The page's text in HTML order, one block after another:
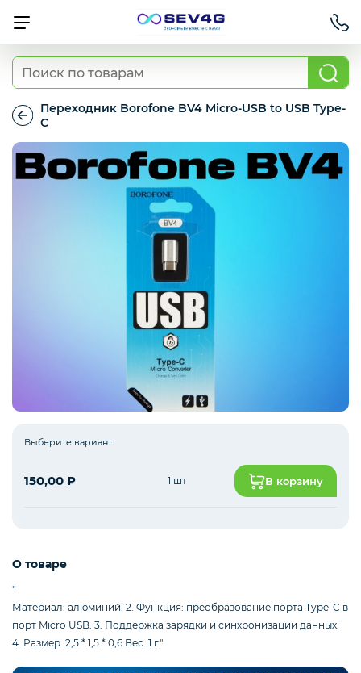
Тарифы
Приставки
Умный дом
Для Автомобиля
Освещение
Интернет оборудование
Мобильные аксессуары
Телевизоры
Для бизнеса
Переходник Borofone BV4 Micro-USB to USB Type-
C
Переходник
Borofone
BV4
Выберите вариант
150,00 ₽ 1 шт В корзину
О товаре
"
Материал: алюминий. 2. Функция: преобразование порта Type-C в
порт Micro USB. 3. Поддержка зарядки и синхронизации данных.
4. Размер: 2,5 * 1,5 * 0,6 Вес: 1 г."